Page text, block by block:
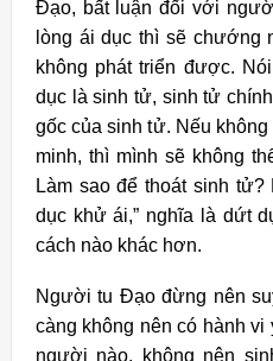
Ðạo, bất luận đối với
lòng ái dục thì sẽ chướng
không phát triển được.
dục là sinh tử, sinh tử
gốc của sinh tử. Nếu
minh, thì mình sẽ không
Làm sao để thoát sinh tử?
dục khử ái,” nghĩa là dứt
cách nào khác hơn.
Người tu Ðạo đừng nên
càng không nên có hành
người nào, không nên